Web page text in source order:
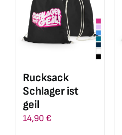
auf.
Die
Optionen
der
Produktseite
Rucksack
Schlager ist
geil
14,90 €